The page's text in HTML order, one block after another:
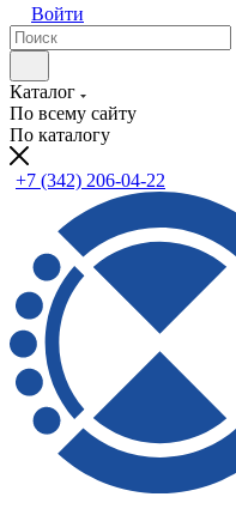
Войти
Каталог
По всему сайту
По каталогу
+7 (342) 206-04-22